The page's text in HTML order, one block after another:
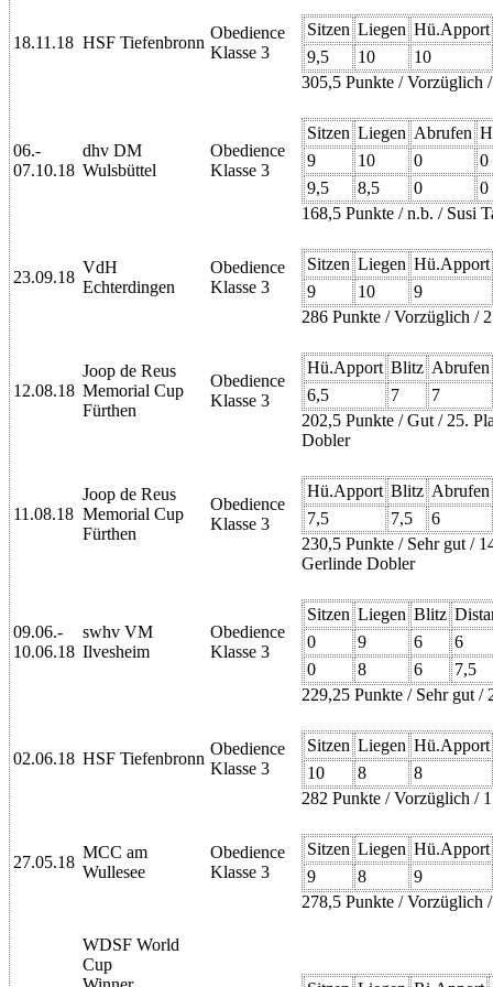
18.11.18 HSF Tiefenbronn
Obedience
Klasse 3
Sitzen Liegen Hü.Apport
9,5
10
10
305,5 Punkte / Vorzüglich
06.-
07.10.18
dhv DM
Wulsbüttel
Obedience
Klasse 3
Sitzen Liegen Abrufen
9
10 0
0
9,5
8,5 0
0
168,5 Punkte / n.b. / Susi
23.09.18
VdH
Echterdingen
Obedience
Klasse 3
Sitzen Liegen Hü.Apport
9
10
9
286 Punkte / Vorzüglich /
12.08.18
Joop de Reus
Memorial Cup
Fürthen
Obedience
Klasse 3
Hü.Apport Blitz Abrufen
6,5
7
7
202,5 Punkte / Gut / 25.
Dobler
11.08.18
Joop de Reus
Memorial Cup
Fürthen
Obedience
Klasse 3
Hü.Apport Blitz Abrufen
7,5
7,5
6
230,5 Punkte / Sehr gut /
Gerlinde Dobler
09.06.-
10.06.18
swhv VM
Ilvesheim
Obedience
Klasse 3
Sitzen Liegen Blitz
0
9 6
6
0
8 6
7,5
229,25 Punkte / Sehr gut /
02.06.18 HSF Tiefenbronn
Obedience
Klasse 3
Sitzen Liegen Hü.Apport
10
8
8
282 Punkte / Vorzüglich /
27.05.18
MCC am
Wullesee
Obedience
Klasse 3
Sitzen Liegen Hü.Apport
9
8
9
278,5 Punkte / Vorzüglich
WDSF World
Cup